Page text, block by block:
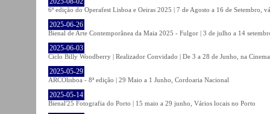
6ª edição do Operafest Lisboa e Oeiras 2025 | 7 de Agosto a 16 de Setembro,
2025-06-26
Bienal de Arte Contemporânea da Maia 2025 - Fulgor | 3 de julho a 14
2025-06-03
Ciclo Billy Woodberry | Realizador Convidado | De 3 a 28 de Junho, na
2025-05-29
ARCOlisboa - 8ª edição | 29 Maio a 1 Junho, Cordoaria Nacional
2025-05-14
Bienal'25 Fotografia do Porto | 15 maio a 29 junho, Vários locais no Porto